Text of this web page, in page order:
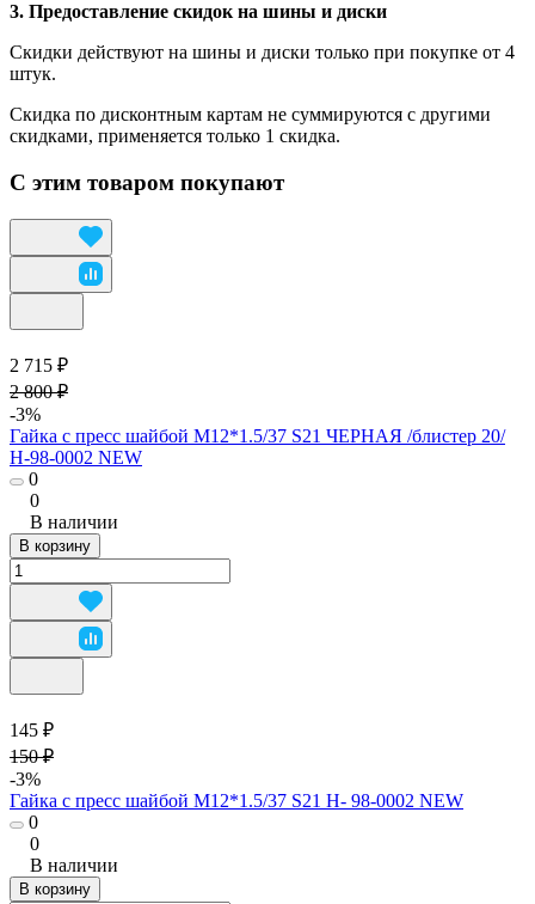
3. Предоставление скидок на шины и диски
Скидки действуют на шины и диски только при покупке от 4
штук.
Скидка по дисконтным картам не суммируются с другими
скидками, применяется только 1 скидка.
С этим товаром покупают
2 715 ₽
2 800 ₽
-3%
Гайка с пресс шайбой М12*1.5/37 S21 ЧЕРНАЯ /блистер 20/
H-98-0002 NEW
0
0
В наличии
В корзину
145 ₽
150 ₽
-3%
Гайка с пресс шайбой М12*1.5/37 S21 H- 98-0002 NEW
0
0
В наличии
В корзину